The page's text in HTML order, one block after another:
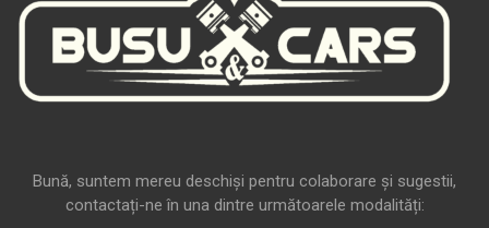
Bună, suntem mereu deschiși pentru colaborare și sugestii,
contactați-ne în una dintre următoarele modalități: